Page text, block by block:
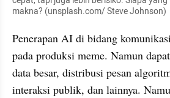
makna? (unsplash.com/ Steve Johnson)
Penerapan AI di bidang
pada produksi meme. Namun
data besar, distribusi pesan
interaksi publik, dan lainnya.